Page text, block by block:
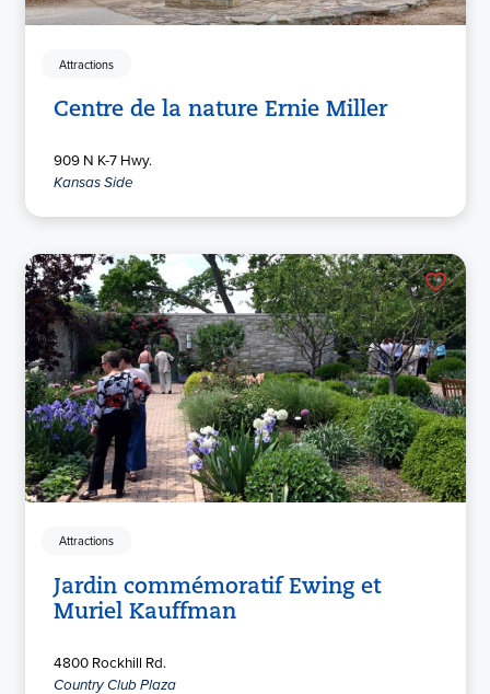
Attractions
Centre de la nature Ernie Miller
909 N K-7 Hwy.
Kansas Side
Attractions
Jardin commémoratif Ewing et
Muriel Kauffman
4800 Rockhill Rd.
Country Club Plaza